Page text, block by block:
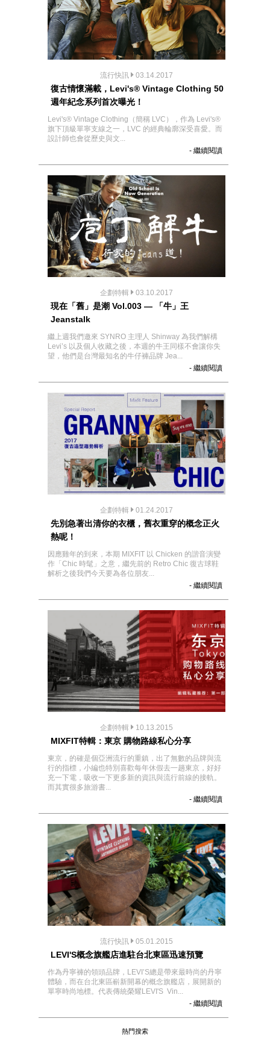
流行快訊 03.14.2017
復古情懷滿載，Levi's® Vintage Clothing 50
週年紀念系列首次曝光！
Levi's® Vintage Clothing（簡稱 LVC），作為 Levi's®
旗下頂級單寧支線之一，LVC 的經典輪廓深受喜愛。而
設計師也會從歷史與文...
- 繼續閱讀
企劃特輯 03.10.2017
現在「舊」是潮 Vol.003 — 「牛」王
Jeanstalk
繼上週我們邀來 SYNRO 主理人 Shinway 為我們解構
Levi’s 以及個人收藏之後，本週的牛王同樣不會讓你失
望，他們是台灣最知名的牛仔褲品牌 Jea...
- 繼續閱讀
企劃特輯 01.24.2017
先別急著出清你的衣櫃，舊衣重穿的概念正火
熱呢！
因應雞年的到來，本期 MIXFIT 以 Chicken 的諧音演變
作「Chic 時髦」之意，繼先前的 Retro Chic 復古球鞋
解析之後我們今天要為各位朋友...
- 繼續閱讀
企劃特輯 10.13.2015
MIXFIT特輯：東京 購物路線私心分享
東京，的確是個亞洲流行的重鎮，出了無數的品牌與流
行的指標，小編也特別喜歡每年休假去一趟東京，好好
充一下電，吸收一下更多新的資訊與流行前線的接軌。
而其實很多旅游書...
- 繼續閱讀
流行快訊 05.01.2015
LEVI'S概念旗艦店進駐台北東區迅速預覽
作為丹寧褲的領頭品牌，LEVI’S總是帶來最時尚的丹寧
體驗，而在台北東區嶄新開幕的概念旗艦店，展開新的
單寧時尚地標。代表傳統榮耀LEVI'S Vin...
- 繼續閱讀
熱門搜索